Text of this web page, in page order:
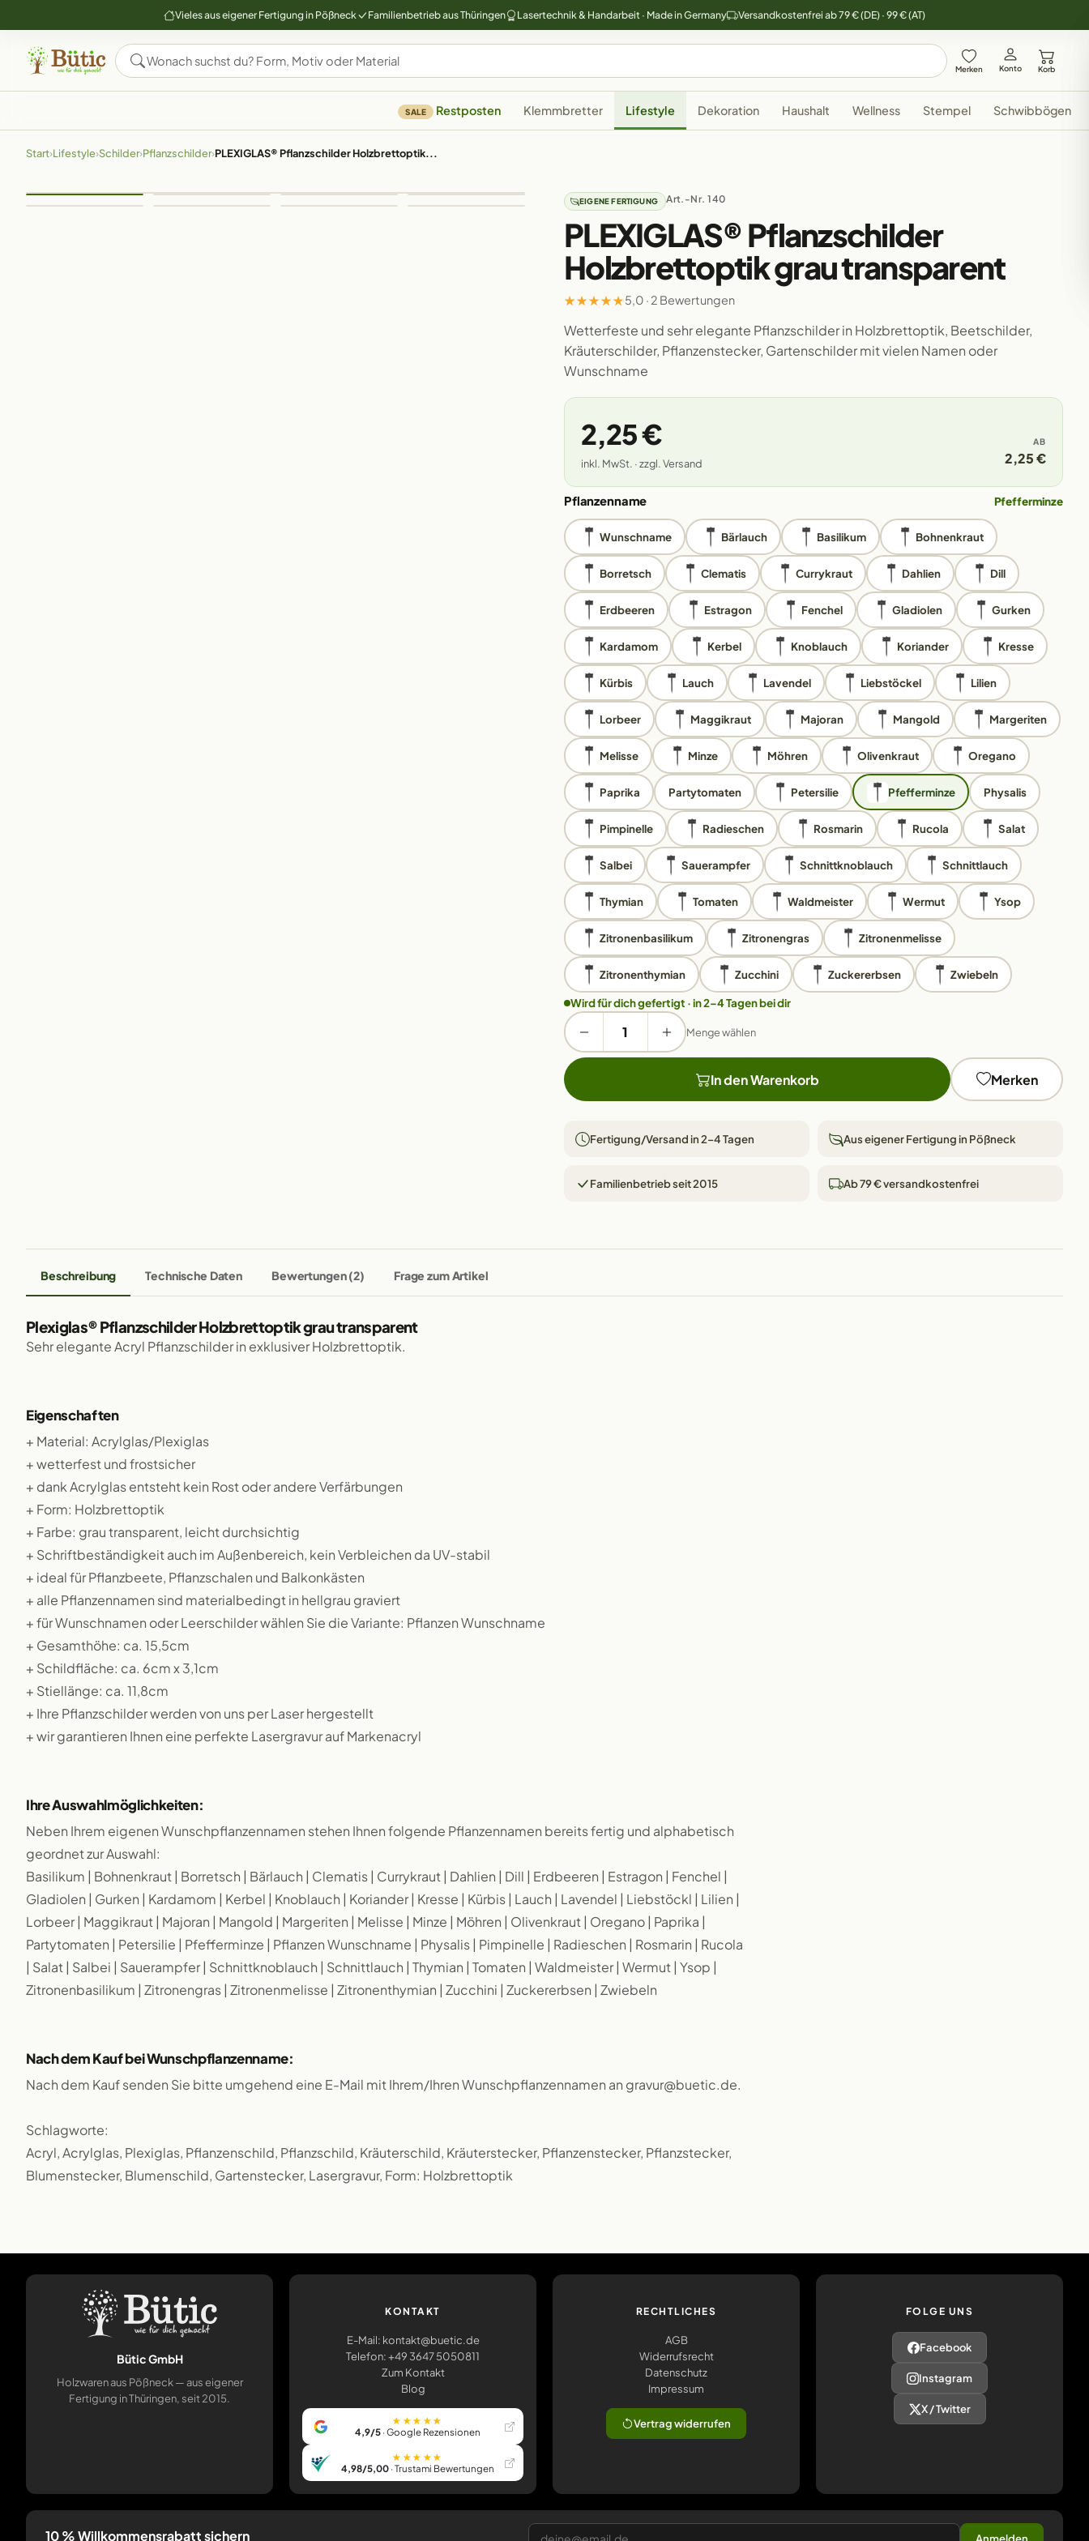
Vieles aus eigener Fertigung in Pößneck Familienbetrieb aus Thüringen Lasertechnik & Handarbeit · Made in Germany Versandkostenfrei ab 79 € (DE) · 99 € (AT)
Merken Konto Korb
SALE Restposten Klemmbretter Lifestyle Dekoration Haushalt Wellness Stempel Schwibbögen
Start›Lifestyle›Schilder›Pflanzschilder›PLEXIGLAS® Pflanzschilder Holzbrettoptik...
EIGENE FERTIGUNG Art.-Nr. 140
PLEXIGLAS® Pflanzschilder
Holzbrettoptik grau transparent
★★★★★5,0 · 2 Bewertungen
Wetterfeste und sehr elegante Pflanzschilder in Holzbrettoptik, Beetschilder,
Kräuterschilder, Pflanzenstecker, Gartenschilder mit vielen Namen oder
Wunschname
2,25 €
inkl. MwSt. · zzgl. Versand
AB
2,25 €
Pflanzenname Pfefferminze
Wunschname Bärlauch Basilikum Bohnenkraut
Borretsch Clematis Currykraut Dahlien Dill
Erdbeeren Estragon Fenchel Gladiolen Gurken
Kardamom Kerbel Knoblauch Koriander Kresse
Kürbis Lauch Lavendel Liebstöckel Lilien
Lorbeer Maggikraut Majoran Mangold Margeriten
Melisse Minze Möhren Olivenkraut Oregano
Paprika Partytomaten Petersilie Pfefferminze Physalis
Pimpinelle Radieschen Rosmarin Rucola Salat
Salbei Sauerampfer Schnittknoblauch Schnittlauch
Thymian Tomaten Waldmeister Wermut Ysop
Zitronenbasilikum Zitronengras Zitronenmelisse
Zitronenthymian Zucchini Zuckererbsen Zwiebeln
Wird für dich gefertigt · in 2–4 Tagen bei dir
Menge wählen
In den Warenkorb Merken
Fertigung/Versand in 2–4 Tagen Aus eigener Fertigung in Pößneck
Familienbetrieb seit 2015 Ab 79 € versandkostenfrei
Beschreibung Technische Daten Bewertungen (2) Frage zum Artikel
Plexiglas® Pflanzschilder Holzbrettoptik grau transparent
Sehr elegante Acryl Pflanzschilder in exklusiver Holzbrettoptik.
Eigenschaften
+ Material: Acrylglas/Plexiglas
+ wetterfest und frostsicher
+ dank Acrylglas entsteht kein Rost oder andere Verfärbungen
+ Form: Holzbrettoptik
+ Farbe: grau transparent, leicht durchsichtig
+ Schriftbeständigkeit auch im Außenbereich, kein Verbleichen da UV-stabil
+ ideal für Pflanzbeete, Pflanzschalen und Balkonkästen
+ alle Pflanzennamen sind materialbedingt in hellgrau graviert
+ für Wunschnamen oder Leerschilder wählen Sie die Variante: Pflanzen Wunschname
+ Gesamthöhe: ca. 15,5cm
+ Schildfläche: ca. 6cm x 3,1cm
+ Stiellänge: ca. 11,8cm
+ Ihre Pflanzschilder werden von uns per Laser hergestellt
+ wir garantieren Ihnen eine perfekte Lasergravur auf Markenacryl
Ihre Auswahlmöglichkeiten:
Neben Ihrem eigenen Wunschpflanzennamen stehen Ihnen folgende Pflanzennamen bereits fertig und alphabetisch
geordnet zur Auswahl:
Basilikum | Bohnenkraut | Borretsch | Bärlauch | Clematis | Currykraut | Dahlien | Dill | Erdbeeren | Estragon | Fenchel |
Gladiolen | Gurken | Kardamom | Kerbel | Knoblauch | Koriander | Kresse | Kürbis | Lauch | Lavendel | Liebstöckl | Lilien |
Lorbeer | Maggikraut | Majoran | Mangold | Margeriten | Melisse | Minze | Möhren | Olivenkraut | Oregano | Paprika |
Partytomaten | Petersilie | Pfefferminze | Pflanzen Wunschname | Physalis | Pimpinelle | Radieschen | Rosmarin | Rucola
| Salat | Salbei | Sauerampfer | Schnittknoblauch | Schnittlauch | Thymian | Tomaten | Waldmeister | Wermut | Ysop |
Zitronenbasilikum | Zitronengras | Zitronenmelisse | Zitronenthymian | Zucchini | Zuckererbsen | Zwiebeln
Nach dem Kauf bei Wunschpflanzenname:
Nach dem Kauf senden Sie bitte umgehend eine E-Mail mit Ihrem/Ihren Wunschpflanzennamen an gravur@buetic.de.
Schlagworte:
Acryl, Acrylglas, Plexiglas, Pflanzenschild, Pflanzschild, Kräuterschild, Kräuterstecker, Pflanzenstecker, Pflanzstecker,
Blumenstecker, Blumenschild, Gartenstecker, Lasergravur, Form: Holzbrettoptik
Bütic GmbH
Holzwaren aus Pößneck — aus eigener
Fertigung in Thüringen, seit 2015.
KONTAKT
E-Mail: kontakt@buetic.de
Telefon: +49 3647 5050811
Zum Kontakt
Blog
★★★★★
4,9/5 · Google Rezensionen
★★★★★
4,98/5,00 · Trustami Bewertungen
RECHTLICHES
AGB
Widerrufsrecht
Datenschutz
Impressum
Vertrag widerrufen
FOLGE UNS
Facebook
Instagram
X / Twitter
10 % Willkommensrabatt sichern